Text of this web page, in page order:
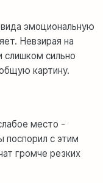
эмоциональную
Невзирая на
слишком сильно
картину.
место -
поспорил с этим
громче резких